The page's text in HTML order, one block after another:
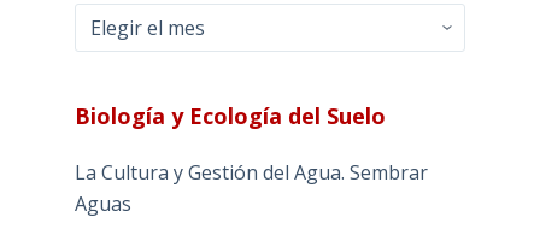
Archivos
Biología y Ecología del Suelo
La Cultura y Gestión del Agua. Sembrar
Aguas